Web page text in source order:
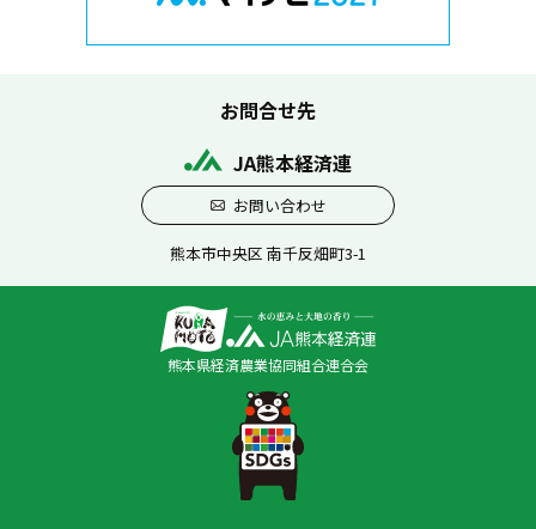
お問合せ先
JA熊本経済連
お問い合わせ
熊本市中央区 南千反畑町3-1
熊本県経済農業協同組合連合会